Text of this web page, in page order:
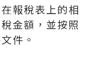
報稅表上的相
金額，並按照
件。